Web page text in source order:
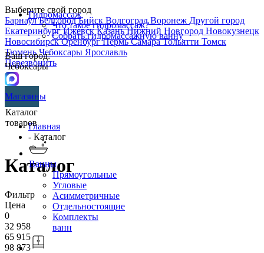
Выберите свой город
БарнаулБелгородБийск ВолгоградВоронеж Другой город
ЕкатеринбургИжевскКазаньНижний Новгород Новокузнецк
НовосибирскОренбургПермьСамараТольятти Томск
ТюменьЧебоксары Ярославль
Перезвонить
Гидромассаж
Что такое гидромассаж?
Собрать гидромассажную ванну
Ваш город:
Чебоксары
Магазины
Каталог
товаров
Ванны
Прямоугольные
Угловые
Асимметричные
Отдельностоящие
Комплекты
ванн
Главная
- Каталог
Каталог
Фильтр
Цена
0
32 958
65 915
98 873